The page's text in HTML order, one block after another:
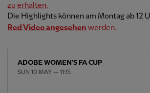
zu erhalten.
Die Highlights können am Montag ab 12
Red Video angesehen werden.
ADOBE WOMEN'S FA CUP
SUN 10 MAY — 11:15